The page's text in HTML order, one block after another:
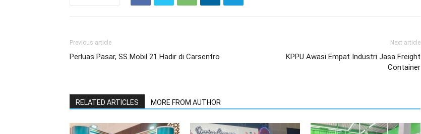
Previous article
Perluas Pasar, SS Mobil 21 Hadir di Carsentro
Next article
KPPU Awasi Empat Industri Jasa Freight
Container
RELATED ARTICLES MORE FROM AUTHOR